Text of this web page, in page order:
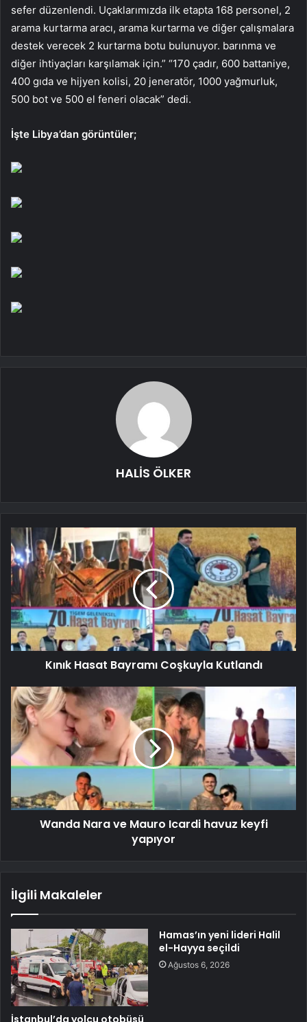
sefer düzenlendi. Uçaklarımızda ilk etapta 168 personel, 2
arama kurtarma aracı, arama kurtarma ve diğer çalışmalara
destek verecek 2 kurtarma botu bulunuyor. barınma ve
diğer ihtiyaçları karşılamak için.” “170 çadır, 600 battaniye,
400 gıda ve hijyen kolisi, 20 jeneratör, 1000 yağmurluk,
500 bot ve 500 el feneri olacak” dedi.
İşte Libya’dan görüntüler;
HALİS ÖLKER
Kınık Hasat Bayramı Coşkuyla Kutlandı
Wanda Nara ve Mauro Icardi havuz keyfi
yapıyor
İlgili Makaleler
İstanbul’da yolcu otobüsü
Hamas’ın yeni lideri Halil
el-Hayya seçildi
Ağustos 6, 2026